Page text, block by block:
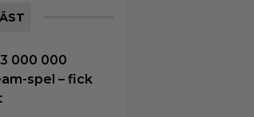
000 000
spel – fick